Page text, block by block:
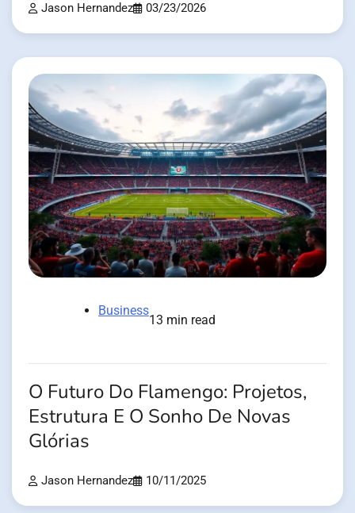
Jason Hernandez 03/23/2026
Business
13 min read
O Futuro Do Flamengo: Projetos,
Estrutura E O Sonho De Novas
Glórias
Jason Hernandez 10/11/2025